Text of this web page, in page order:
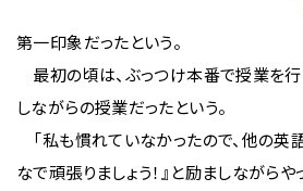
第一印象だったという。
最初の頃は、ぶっつけ本番で授業を
しながらの授業だったという。
「私も慣れていなかったので、他の英
なで頑張りましょう！』と励ましながらや